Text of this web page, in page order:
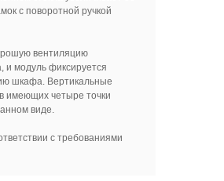
с поворотной ручкой
вентиляцию
и модуль фиксируется
шкафа. Вертикальные
имеющих четыре точки
виде.
с требованиями